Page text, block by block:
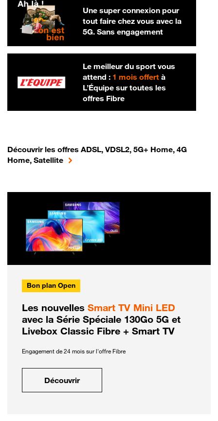
Une super connexion pour
tout faire chez vous avec la
5G. Sans engagement
Le meilleur du sport vous
attend : 1 mois offertà
L’Équipe sur toutes les
offres Fibre
Découvrir les offres ADSL, VDSL2, 5G+ Home, 4G
Home, Satellite
Bon plan Open
Les nouvelles Smart TV Mini LED
avec la Série Spéciale 130Go 5G et
Livebox Classic Fibre + Smart TV
Engagement de 24 mois sur l'offre Fibre
Découvrir